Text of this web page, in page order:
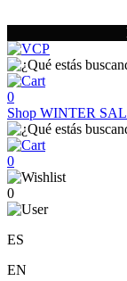
0
Shop WINTER
0
0
ES
EN